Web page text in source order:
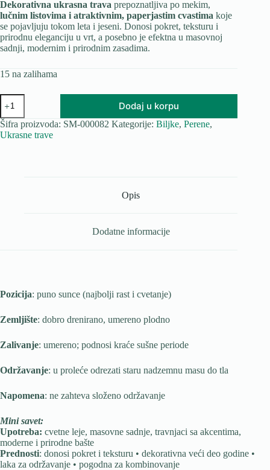
Dekorativna ukrasna trava prepoznatljiva po mekim,
lučnim listovima i atraktivnim, paperjastim cvastima koje
se pojavljuju tokom leta i jeseni. Donosi pokret, teksturu i
prirodnu eleganciju u vrt, a posebno je efektna u masovnoj
sadnji, modernim i prirodnim zasadima.
15 na zalihama
Pennisetum
količina
Dodaj u korpu
Šifra proizvoda: SM-000082 Kategorije: Biljke, Perene,
Ukrasne trave
Opis
Dodatne informacije
Pozicija: puno sunce (najbolji rast i cvetanje)
Zemljište: dobro drenirano, umereno plodno
Zalivanje: umereno; podnosi kraće sušne periode
Održavanje: u proleće odrezati staru nadzemnu masu do tla
Napomena: ne zahteva složeno održavanje
Mini savet:
Upotreba: cvetne leje, masovne sadnje, travnjaci sa akcentima,
moderne i prirodne bašte
Prednosti: donosi pokret i teksturu • dekorativna veći deo godine •
laka za održavanje • pogodna za kombinovanje